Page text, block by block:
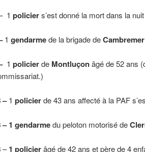
1 policiers’est donné la mort dans la
1 gendarmede la brigade deCambremer
1 policierde Montluçonâgé de 52 ans
–1 policierde 43 ans affecté à la PAF
1 gendarmedu peloton motorisé de
–1 policierâgé de 42 ans et père de 4